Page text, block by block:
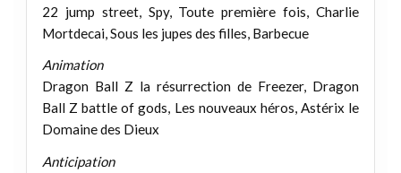
22 jump street, Spy, Toute première fois, Charlie
Mortdecai, Sous les jupes des filles, Barbecue
Animation
Dragon Ball Z la résurrection de Freezer, Dragon
Ball Z battle of gods, Les nouveaux héros, Astérix le
Domaine des Dieux
Anticipation